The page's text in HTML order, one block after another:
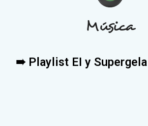
Música
➠ Playlist EI y Supergela